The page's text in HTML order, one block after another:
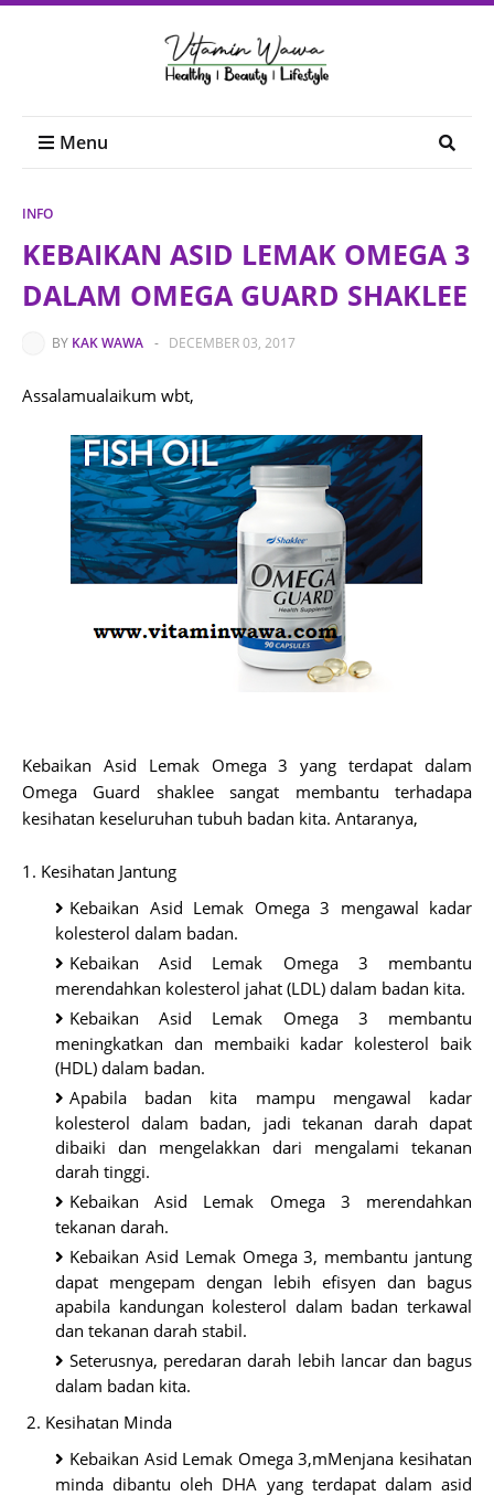
Menu
INFO
KEBAIKAN ASID LEMAK OMEGA 3
DALAM OMEGA GUARD SHAKLEE
BY KAK WAWA - DECEMBER 03, 2017
Assalamualaikum wbt,
Kebaikan Asid Lemak Omega 3 yang terdapat dalam
Omega Guard shaklee sangat membantu terhadapa
kesihatan keseluruhan tubuh badan kita. Antaranya,
1. Kesihatan Jantung
Kebaikan Asid Lemak Omega 3 mengawal kadar
kolesterol dalam badan.
Kebaikan Asid Lemak Omega 3 membantu
merendahkan kolesterol jahat (LDL) dalam badan kita.
Kebaikan Asid Lemak Omega 3 membantu
meningkatkan dan membaiki kadar kolesterol baik
(HDL) dalam badan.
Apabila badan kita mampu mengawal kadar
kolesterol dalam badan, jadi tekanan darah dapat
dibaiki dan mengelakkan dari mengalami tekanan
darah tinggi.
Kebaikan Asid Lemak Omega 3 merendahkan
tekanan darah.
Kebaikan Asid Lemak Omega 3, membantu jantung
dapat mengepam dengan lebih efisyen dan bagus
apabila kandungan kolesterol dalam badan terkawal
dan tekanan darah stabil.
Seterusnya, peredaran darah lebih lancar dan bagus
dalam badan kita.
2. Kesihatan Minda
Kebaikan Asid Lemak Omega 3,mMenjana kesihatan
minda dibantu oleh DHA yang terdapat dalam asid